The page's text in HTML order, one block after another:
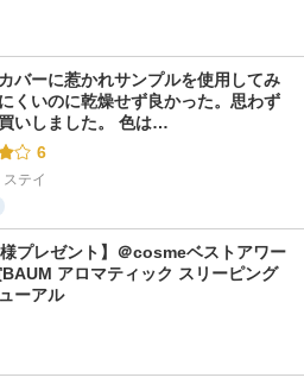
バーに惹かれサンプルを使用してみ
くいのに乾燥せず良かった。思わず
いしました。 色は…
6
テイ
様プレゼント】＠cosmeベストアワー
BAUM アロマティック スリーピング
ーアル